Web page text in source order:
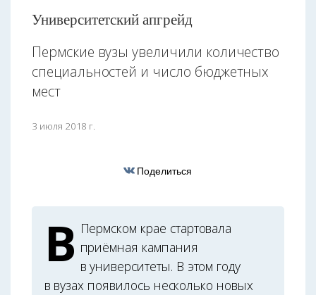
Университетский апгрейд
Пермские вузы увеличили количество
специальностей и число бюджетных
мест
3 июля 2018 г.
Поделиться
В Пермском крае стартовала
приёмная кампания
в университеты. В этом году
в вузах появилось несколько новых